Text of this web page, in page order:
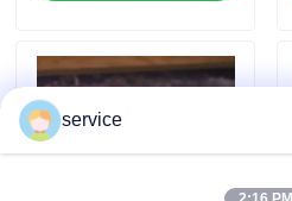
Nieuws
Datasorteermachine
service